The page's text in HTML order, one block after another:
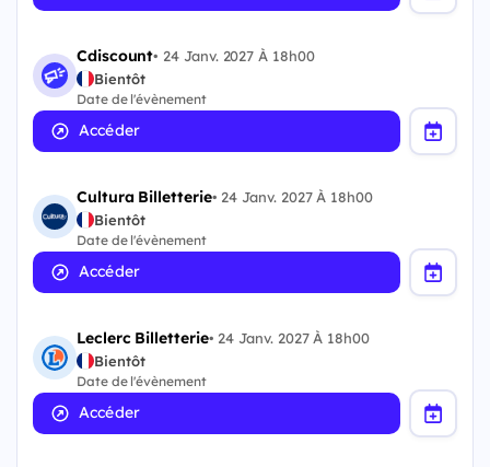
Cdiscount• 24 Janv. 2027 À 18h00
Bientôt
Date de l'évènement
Accéder
Cultura Billetterie• 24 Janv. 2027 À 18h00
Bientôt
Date de l'évènement
Accéder
Leclerc Billetterie• 24 Janv. 2027 À 18h00
Bientôt
Date de l'évènement
Accéder